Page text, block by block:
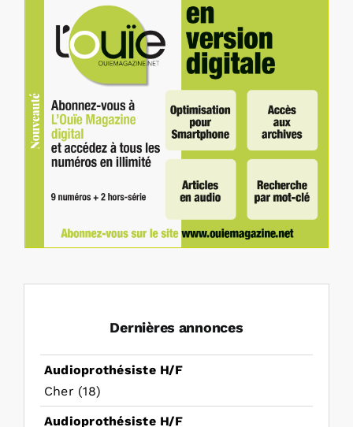
Dernières annonces
Audioprothésiste H/F
Cher (18)
Audioprothésiste H/F